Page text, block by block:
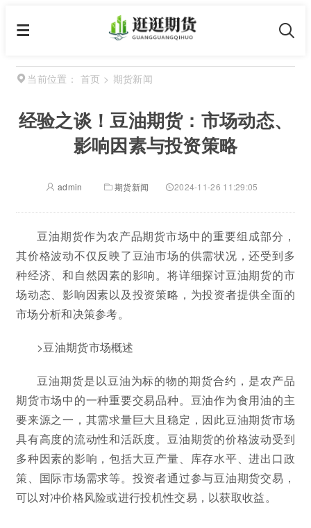
当前位置： 首页 > 期货新闻
经验之谈！豆油期货：市场动态、
影响因素与投资策略
admin 期货新闻 2024-11-26 11:29:05
豆油期货作为农产品期货市场中的重要组成部分，
其价格波动不仅反映了豆油市场的供需状况，还受到多
种经济、和自然因素的影响。将详细探讨豆油期货的市
场动态、影响因素以及投资策略，为投资者提供全面的
市场分析和决策参考。
>豆油期货市场概述
豆油期货是以豆油为标的物的期货合约，是农产品
期货市场中的一种重要交易品种。豆油作为食用油的主
要来源之一，其需求量巨大且稳定，因此豆油期货市场
具有高度的流动性和活跃度。豆油期货的价格波动受到
多种因素的影响，包括大豆产量、库存水平、进出口政
策、国际市场需求等。投资者通过参与豆油期货交易，
可以对冲价格风险或进行投机性交易，以获取收益。